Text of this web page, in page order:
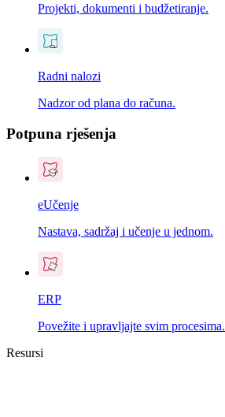
Projekti, dokumenti i budžetiranje.
Radni nalozi
Nadzor od plana do računa.
Potpuna rješenja
eUčenje
Nastava, sadržaj i učenje u jednom.
ERP
Povežite i upravljajte svim procesima.
Resursi